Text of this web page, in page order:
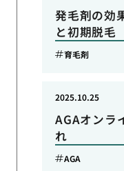
発毛剤の効
と初期脱毛
育毛剤
AGAオンラ
れ
2025.10.25
AGA